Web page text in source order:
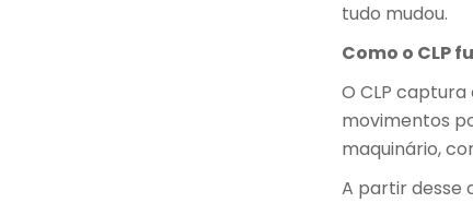
tudo mudou.
Como o CLP
O CLP
movimentos
maquinário,
A partir desse